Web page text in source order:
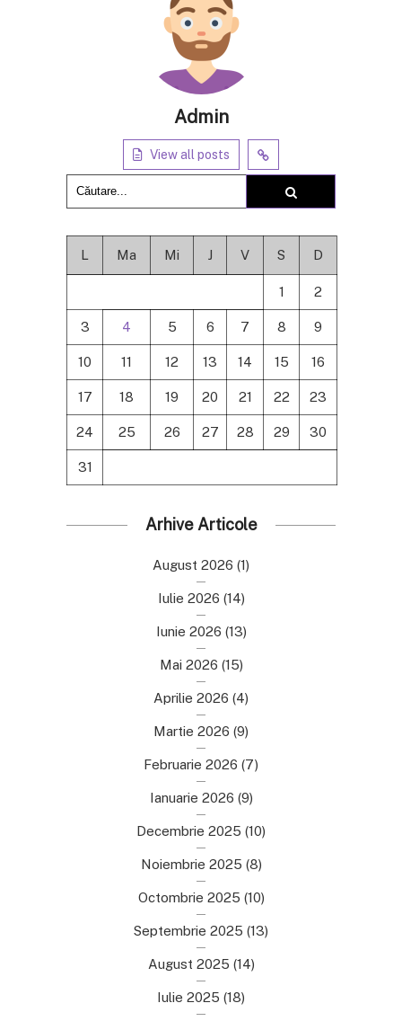
Admin
View all posts
L Ma Mi J V S D
1 2
3 4 5 6 7 8 9
10 11 12 13 14 15 16
17 18 19 20 21 22 23
24 25 26 27 28 29 30
31
Arhive Articole
August 2026 (1)
Iulie 2026 (14)
Iunie 2026 (13)
Mai 2026 (15)
Aprilie 2026 (4)
Martie 2026 (9)
Februarie 2026 (7)
Ianuarie 2026 (9)
Decembrie 2025 (10)
Noiembrie 2025 (8)
Octombrie 2025 (10)
Septembrie 2025 (13)
August 2025 (14)
Iulie 2025 (18)